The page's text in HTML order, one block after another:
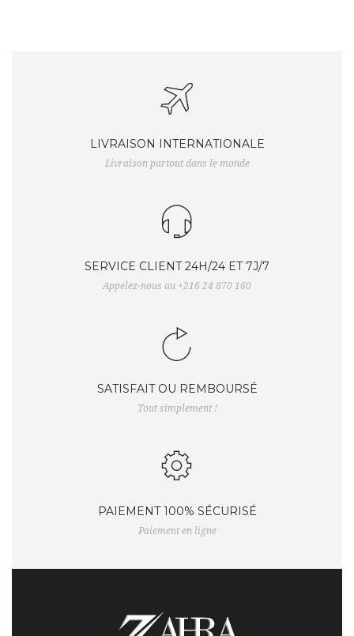
LIVRAISON INTERNATIONALE
Livraison partout dans le monde
SERVICE CLIENT 24H/24 ET 7J/7
Appelez-nous au +216 24 870 160
SATISFAIT OU REMBOURSÉ
Tout simplement !
PAIEMENT 100% SÉCURISÉ
Paiement en ligne